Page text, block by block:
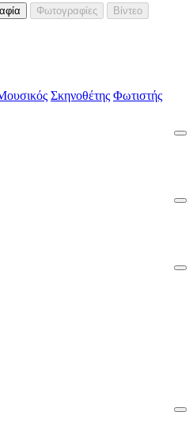
Φωτογραφίες
Βίντεο
Σκηνοθέτης Φωτιστής